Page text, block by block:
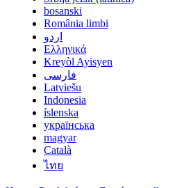
bosanski
România limbi
اردو
Ελληνικά
Kreyòl Ayisyen
فارسی
Latviešu
Indonesia
íslenska
українська
magyar
Català
ไทย